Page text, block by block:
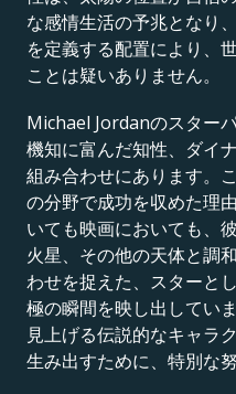
な感情生活の予兆となり
を定義する配置により、
ことは疑いありません。
Michael Jordanのスター
機知に富んだ知性、ダイ
組み合わせにあります。
の分野で成功を収めた理
いても映画においても、
火星、その他の天体と調
わせを捉えた、スターと
極の瞬間を映し出してい
見上げる伝説的なキャラ
生み出すために、特別な